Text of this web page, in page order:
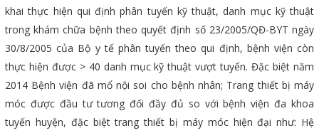
khai thực hiện qui định phân tuyến kỹ thuật, danh mục kỹ thuật
trong khám chữa bệnh theo quyết định số 23/2005/QĐ-BYT ngày
30/8/2005 của Bộ y tế phân tuyến theo qui định, bệnh viện còn
thực hiện được > 40 danh mục kỹ thuật vượt tuyến. Đặc biệt năm
2014 Bệnh viện đã mổ nội soi cho bệnh nhân; Trang thiết bị máy
móc được đầu tư tương đối đầy đủ so với bệnh viện đa khoa
tuyến huyện, đặc biệt trang thiết bị máy móc hiện đại như: Hệ